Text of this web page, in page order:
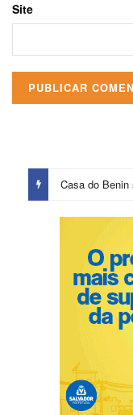
Site